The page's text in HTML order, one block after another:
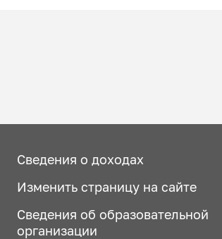
Сведения о доходах
Изменить страницу на сайте
Сведения об образовательной
организации